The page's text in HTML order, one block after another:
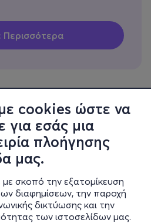
cookies ώστε να
για εσάς μια
πλοήγησης
μας.
σκοπό την εξατομίκευση
διαφημίσεων, την παροχή
δικτύωσης και την
των ιστοσελίδων μας.